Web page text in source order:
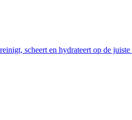
scheert en hydrateert op de